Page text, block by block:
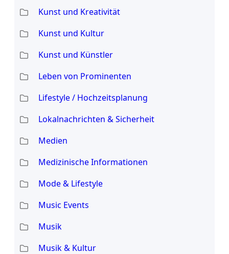
Kunst und Kreativität
Kunst und Kultur
Kunst und Künstler
Leben von Prominenten
Lifestyle / Hochzeitsplanung
Lokalnachrichten & Sicherheit
Medien
Medizinische Informationen
Mode & Lifestyle
Music Events
Musik
Musik & Kultur